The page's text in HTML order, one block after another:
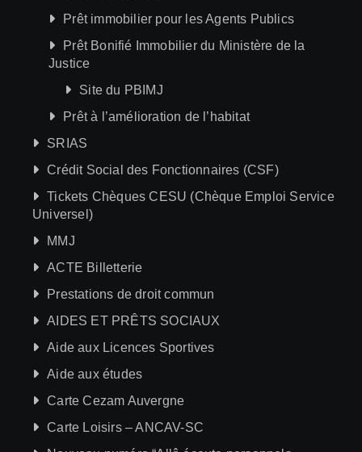
Prêt immobilier pour les Agents Publics
Prêt Bonifié Immobilier du Ministère de la
Justice
Site du PBIMJ
Prêt à l’amélioration de l’habitat
SRIAS
Crédit Social des Fonctionnaires (CSF)
Tickets Chèques CESU (Chèque Emploi Service
Universel)
MMJ
ACTE Billetterie
Prestations de droit commun
AIDES ET PRÊTS SOCIAUX
Aide aux Licences Sportives
Aide aux études
Carte Cezam Auvergne
Carte Loisirs – ANCAV-SC